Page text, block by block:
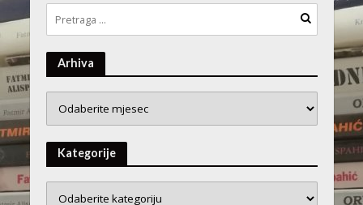
Arhiva
Kategorije